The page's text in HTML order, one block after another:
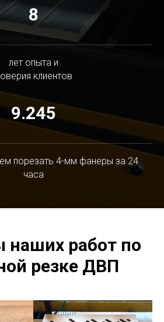
8
лет опыта и
клиентов
9.245
порезать 4-мм фанеры за 24
часа
работ по
резке ДВП